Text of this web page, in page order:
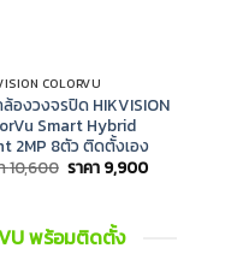
COLORVU
องวงจรปิด HIKVISION
Smart Hybrid
2MP 8ตัว ติดตั้งเอง
10,600 Original
10,600.
ราคา 9,900Current
พร้อมติดตั้ง